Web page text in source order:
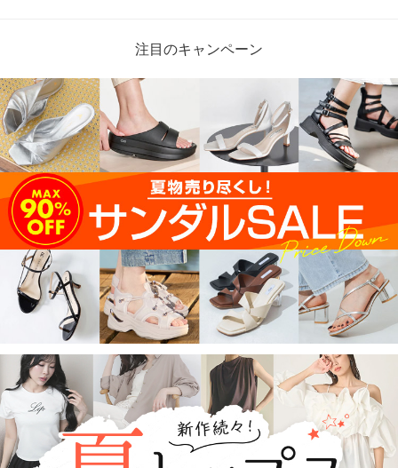
注目のキャンペーン